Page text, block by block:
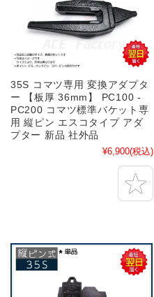
35S コマツ専用 変換アダプタ
ー 【板厚 36mm】 PC100 -
PC200 コマツ標準バケット専
用 縦ピン エスコタイプ アダ
プター 新品 社外品
¥6,900(税込)